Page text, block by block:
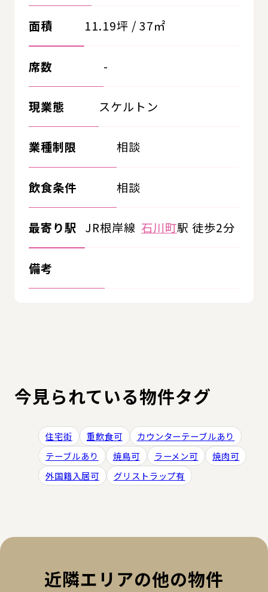
面積 11.19坪 / 37㎡
席数 -
現業態 スケルトン
業種制限 相談
飲食条件 相談
最寄り駅 JR根岸線 石川町駅 徒歩2分
備考
今見られている物件タグ
住宅街 重飲食可
カウンターテーブルあり
テーブルあり
焼鳥可 ラーメン可
焼肉可
外国籍入居可
グリストラップ有
近隣エリアの他の物件